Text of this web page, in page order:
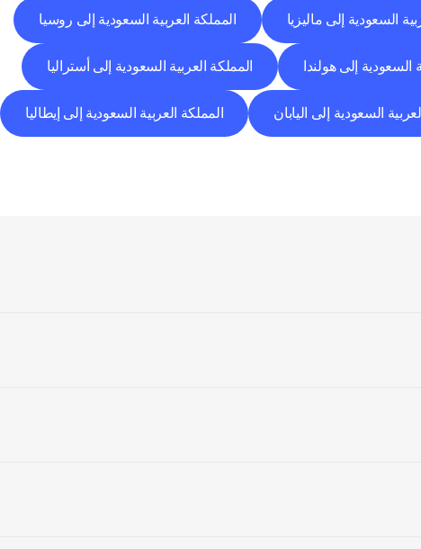
السعودية إلى ماليزيا المملكة العربية السعودية إلى روسيا
السعودية إلى هولندا المملكة العربية السعودية إلى أستراليا
السعودية إلى اليابان المملكة العربية السعودية إلى إيطاليا